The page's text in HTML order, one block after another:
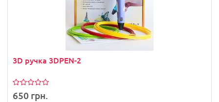
3D ручка 3DPEN-2
650 грн.